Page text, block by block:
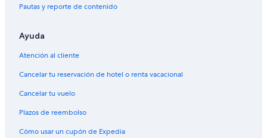
Pautas y reporte de contenido
Ayuda
Atención al cliente
Cancelar tu reservación de hotel o renta vacacional
Cancelar tu vuelo
Plazos de reembolso
Cómo usar un cupón de Expedia